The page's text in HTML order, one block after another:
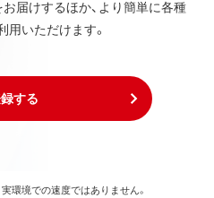
は、購入商品またはその添付ソ
ンパイル、リバースエンジニア
を本ソフトウェアに加えること
届けするほか、より簡単に各種
用いただけます。
する
環境での速度ではありません。